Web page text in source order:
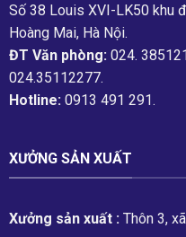
Số 38 Louis XVI-LK50 khu
Hoàng Mai, Hà Nội.
ĐT Văn phòng:024.
024.35112277.
Hotline:0913 491 291.
XƯỞNG SẢN XUẤT
Xưởng sản xuất :Thôn 3,